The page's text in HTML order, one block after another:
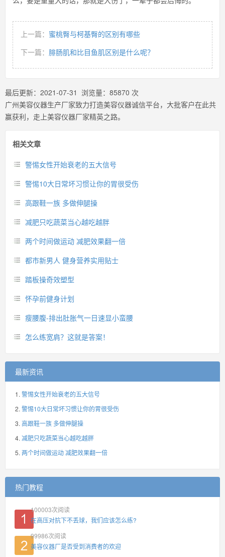
上一篇： 蜜桃臀与柯基臀的区别有哪些
下一篇： 腓肠肌和比目鱼肌区别是什么呢？
最后更新： 2021-07-31 浏览量： 85870 次
广州美容仪器生产厂家致力打造美容仪器诚信平台，大批客户在此共
赢获利，走上美容仪器厂家精英之路。
相关文章
警惕女性开始衰老的五大信号
警惕10大日常坏习惯让你的胃很受伤
高跟鞋一族 多做伸腿操
减肥只吃蔬菜当心越吃越胖
两个时间做运动 减肥效果翻一倍
都市新男人 健身营养实用贴士
踏板操奇效塑型
怀孕前健身计划
瘦腰腹-排出肚胀气一日速显小蛮腰
怎么练宽肩？这就是答案！
最新资讯
警惕女性开始衰老的五大信号
警惕10大日常坏习惯让你的胃很受伤
高跟鞋一族 多做伸腿操
减肥只吃蔬菜当心越吃越胖
两个时间做运动 减肥效果翻一倍
热门教程
100003次阅读
在高压对抗下不丢球，我们应该怎么练?
99986次阅读
美容仪器厂是否受到消费者的欢迎